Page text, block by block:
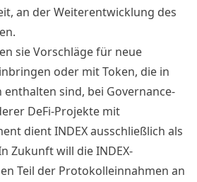
an der Weiterentwicklung des
sie Vorschläge für neue
oder mit Token, die in
sind, bei Governance-
DeFi-Projekte mit
dient INDEX ausschließlich als
Zukunft will die INDEX-
Teil der Protokolleinnahmen an